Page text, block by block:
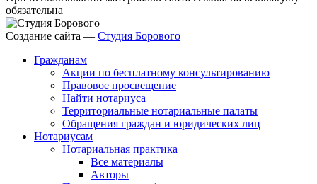
обязательна
Создание сайта — Студия Борового
Гражданам
Акции по бесплатному консультированию
Правовое просвещение
Найти нотариуса
Территориальные нотариальные палаты
Обращения граждан и юридических лиц
Нотариусам
Нотариальная практика
Все материалы
Авторы